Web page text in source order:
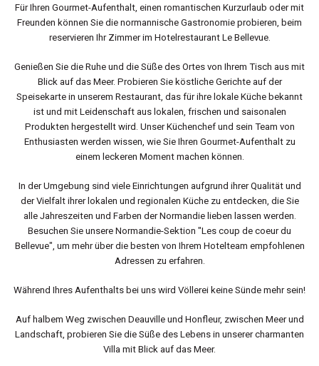
Für Ihren Gourmet-Aufenthalt, einen romantischen Kurzurlaub oder mit
Freunden können Sie die normannische Gastronomie probieren, beim
reservieren Ihr Zimmer im Hotelrestaurant Le Bellevue.
Genießen Sie die Ruhe und die Süße des Ortes von Ihrem Tisch aus mit
Blick auf das Meer. Probieren Sie köstliche Gerichte auf der
Speisekarte in unserem Restaurant, das für ihre lokale Küche bekannt
ist und mit Leidenschaft aus lokalen, frischen und saisonalen
Produkten hergestellt wird. Unser Küchenchef und sein Team von
Enthusiasten werden wissen, wie Sie Ihren Gourmet-Aufenthalt zu
einem leckeren Moment machen können.
In der Umgebung sind viele Einrichtungen aufgrund ihrer Qualität und
der Vielfalt ihrer lokalen und regionalen Küche zu entdecken, die Sie
alle Jahreszeiten und Farben der Normandie lieben lassen werden.
Besuchen Sie unsere Normandie-Sektion "Les coup de coeur du
Bellevue", um mehr über die besten von Ihrem Hotelteam empfohlenen
Adressen zu erfahren.
Während Ihres Aufenthalts bei uns wird Völlerei keine Sünde mehr sein!
Auf halbem Weg zwischen Deauville und Honfleur, zwischen Meer und
Landschaft, probieren Sie die Süße des Lebens in unserer charmanten
Villa mit Blick auf das Meer.